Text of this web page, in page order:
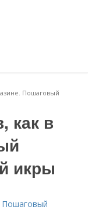
Пошаговый
как в
икры
Пошаговый